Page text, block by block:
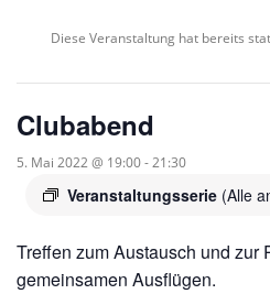
Diese Veranstaltung hat bereits
Clubabend
5. Mai 2022 @ 19:00-21:30
Veranstaltungsserie (Alle
Treffen zum Austausch und zur
gemeinsamen Ausflügen.